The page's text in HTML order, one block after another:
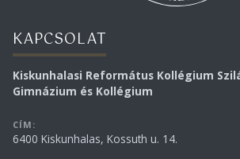
KAPCSOLAT
Kiskunhalasi Református Kollégium
Gimnázium és Kollégium
CÍM:
6400 Kiskunhalas, Kossuth u. 14.